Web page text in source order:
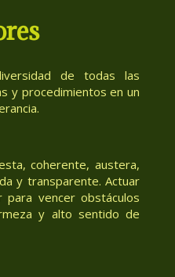
de todas las
y procedimientos en un
coherente, austera,
y transparente. Actuar
vencer obstáculos
y alto sentido de